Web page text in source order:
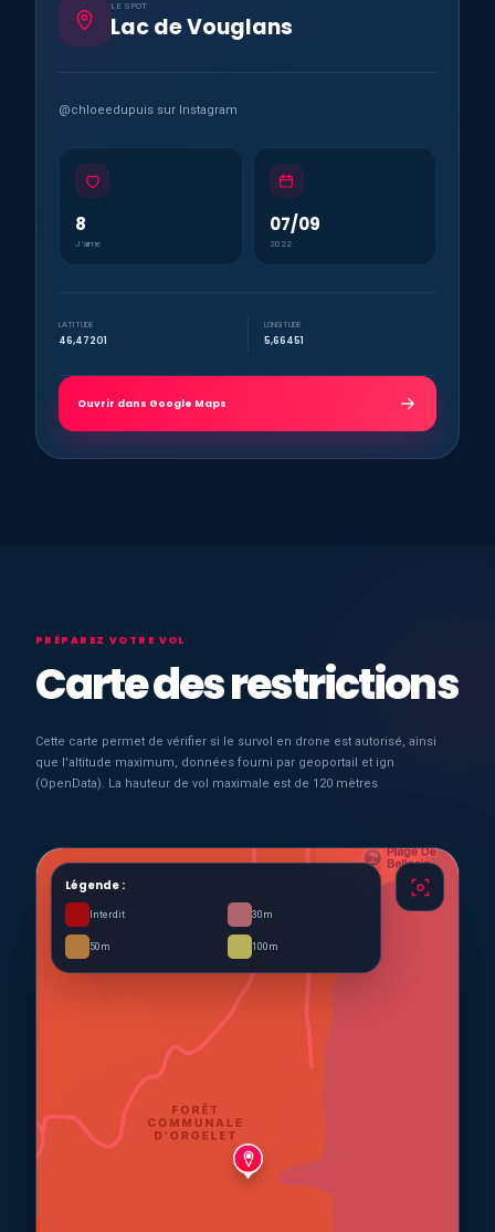
LE SPOT
Lac de Vouglans
@chloeedupuis sur Instagram
8
J’aime
07/09
2022
LATITUDE
46,47201
LONGITUDE
5,66451
Ouvrir dans Google Maps
PRÉPAREZ VOTRE VOL
Carte des restrictions
Cette carte permet de vérifier si le survol en drone est autorisé, ainsi
que l'altitude maximum, données fourni par geoportail et ign
(OpenData). La hauteur de vol maximale est de 120 mètres
Légende :
Interdit 30m
50m 100m